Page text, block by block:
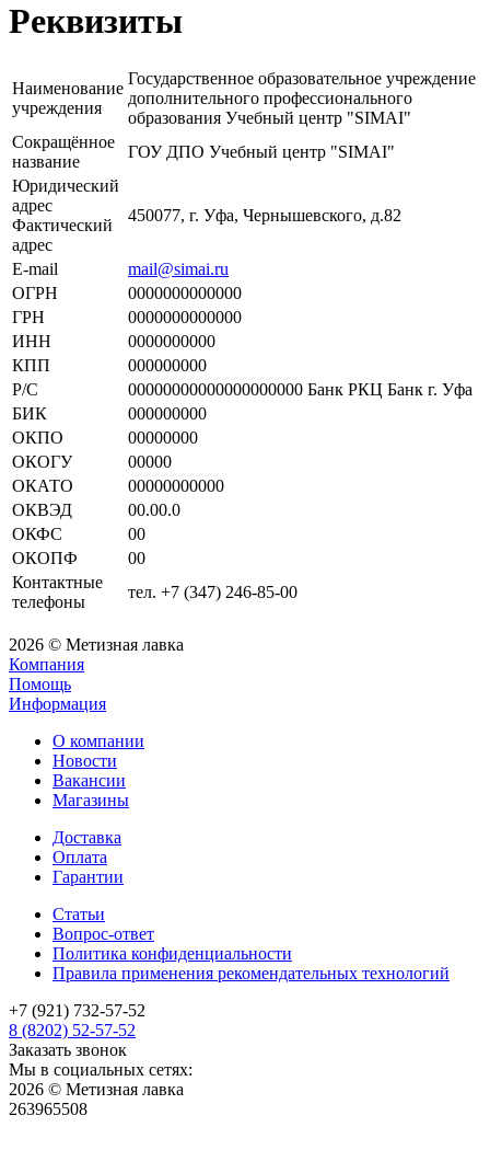
Реквизиты
Наименование
учреждения
Государственное образовательное учреждение
дополнительного профессионального
образования Учебный центр "SIMAI"
Сокращённое
название
ГОУ ДПО Учебный центр "SIMAI"
Юридический
адрес
Фактический
адрес
450077, г. Уфа, Чернышевского, д.82
E-mail
mail@simai.ru
ОГРН
0000000000000
ГРН
0000000000000
ИНН
0000000000
КПП
000000000
Р/С
00000000000000000000 Банк РКЦ Банк г. Уфа
БИК
000000000
ОКПО
00000000
ОКОГУ
00000
ОКАТО
00000000000
ОКВЭД
00.00.0
ОКФС
00
ОКОПФ
00
Контактные
телефоны
тел. +7 (347) 246-85-00
2026 © Метизная лавка
Компания
Помощь
Информация
О компании
Новости
Вакансии
Магазины
Доставка
Оплата
Гарантии
Статьи
Вопрос-ответ
Политика конфиденциальности
Правила применения рекомендательных технологий
+7 (921) 732-57-52
8 (8202) 52-57-52
Заказать звонок
Мы в социальных сетях:
2026 © Метизная лавка
263965508